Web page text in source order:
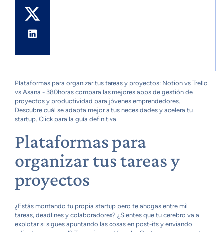
Plataformas para organizar tus tareas y proyectos: Notion vs Trello
vs Asana - 380horas compara las mejores apps de gestión de
proyectos y productividad para jóvenes emprendedores.
Descubre cuál se adapta mejor a tus necesidades y acelera tu
startup. Click para la guía definitiva.
Plataformas para
organizar tus tareas y
proyectos
¿Estás montando tu propia startup pero te ahogas entre mil
tareas, deadlines y colaboradores? ¿Sientes que tu cerebro va a
explotar si sigues apuntando las cosas en post-its y enviando